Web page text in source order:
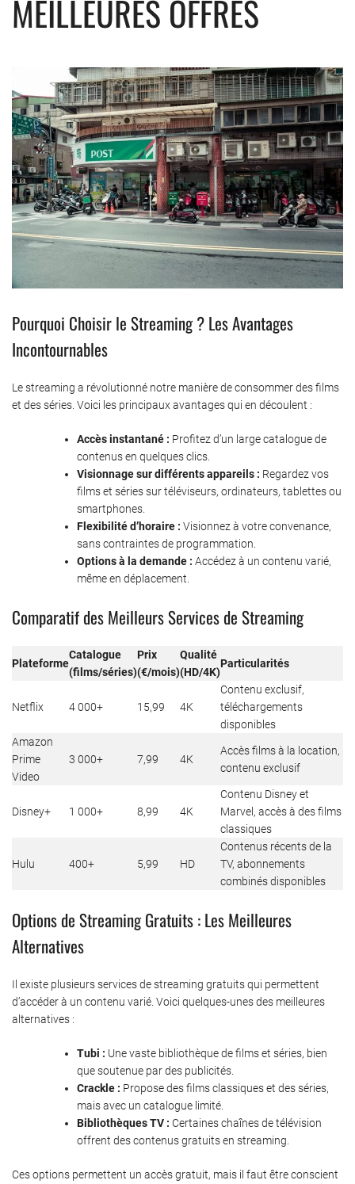
MEILLEURES OFFRES
Pourquoi Choisir le Streaming ? Les Avantages
Incontournables
Le streaming a révolutionné notre manière de consommer des films
et des séries. Voici les principaux avantages qui en découlent :
Accès instantané : Profitez d’un large catalogue de
contenus en quelques clics.
Visionnage sur différents appareils : Regardez vos
films et séries sur téléviseurs, ordinateurs, tablettes ou
smartphones.
Flexibilité d’horaire : Visionnez à votre convenance,
sans contraintes de programmation.
Options à la demande : Accédez à un contenu varié,
même en déplacement.
Comparatif des Meilleurs Services de Streaming
Plateforme
Catalogue
(films/séries)
Prix
(€/mois)
Qualité
(HD/4K)
Particularités
Netflix 4 000+ 15,99 4K
Contenu exclusif,
téléchargements
disponibles
Amazon
Prime
Video
3 000+ 7,99 4K
Accès films à la location,
contenu exclusif
Disney+ 1 000+ 8,99 4K
Contenu Disney et
Marvel, accès à des films
classiques
Hulu 400+ 5,99 HD
Contenus récents de la
TV, abonnements
combinés disponibles
Options de Streaming Gratuits : Les Meilleures
Alternatives
Il existe plusieurs services de streaming gratuits qui permettent
d’accéder à un contenu varié. Voici quelques-unes des meilleures
alternatives :
Tubi : Une vaste bibliothèque de films et séries, bien
que soutenue par des publicités.
Crackle : Propose des films classiques et des séries,
mais avec un catalogue limité.
Bibliothèques TV : Certaines chaînes de télévision
offrent des contenus gratuits en streaming.
Ces options permettent un accès gratuit, mais il faut être conscient